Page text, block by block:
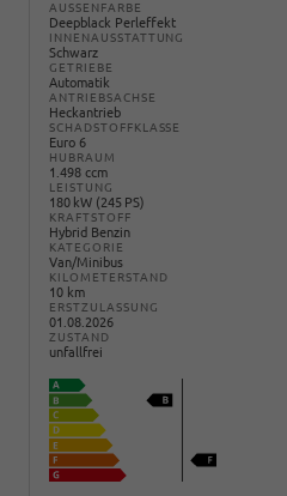
AUSSENFARBE
Deepblack Perleffekt
INNENAUSSTATTUNG
Schwarz
GETRIEBE
Automatik
ANTRIEBSACHSE
Heckantrieb
SCHADSTOFFKLASSE
Euro 6
HUBRAUM
1.498 ccm
LEISTUNG
180 kW (245 PS)
KRAFTSTOFF
Hybrid Benzin
KATEGORIE
Van/Minibus
KILOMETERSTAND
10 km
ERSTZULASSUNG
01.08.2026
ZUSTAND
unfallfrei